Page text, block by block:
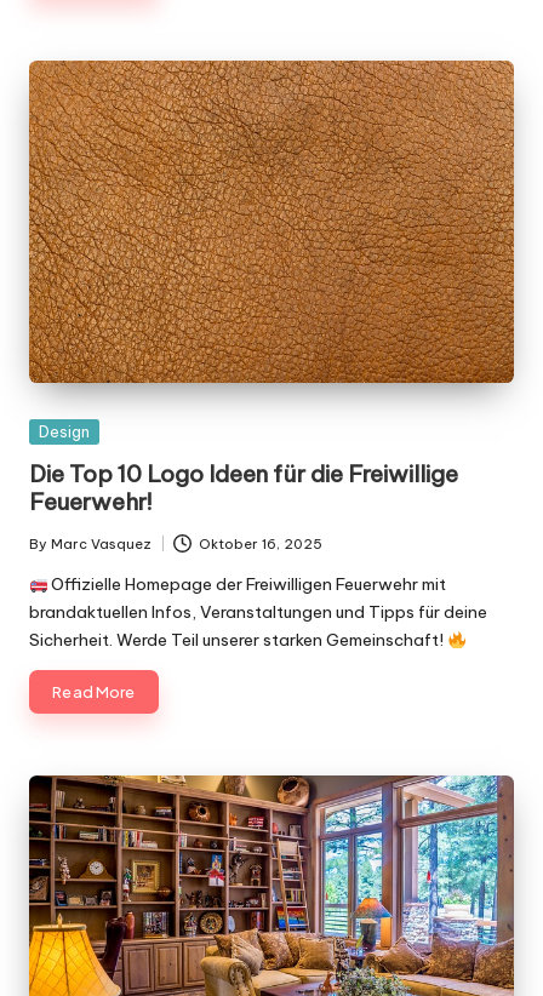
Posted
Design
Die Top 10 Logo Ideen für die Freiwillige
Feuerwehr!
Posted
by
By Marc Vasquez Oktober 16, 2025
Offizielle Homepage der Freiwilligen Feuerwehr mit
brandaktuellen Infos, Veranstaltungen und Tipps für deine
Sicherheit. Werde Teil unserer starken Gemeinschaft!
Read More